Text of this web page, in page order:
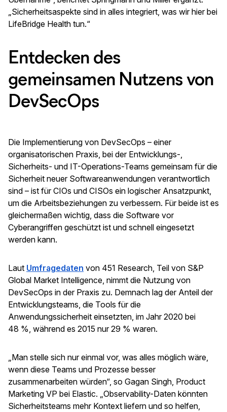
„Sicherheitsaspekte sind in alles integriert, was wir hier bei
LifeBridge Health tun.“
Entdecken des
gemeinsamen Nutzens von
DevSecOps
Die Implementierung von DevSecOps – einer
organisatorischen Praxis, bei der Entwicklungs-,
Sicherheits- und IT-Operations-Teams gemeinsam für die
Sicherheit neuer Softwareanwendungen verantwortlich
sind – ist für CIOs und CISOs ein logischer Ansatzpunkt,
um die Arbeitsbeziehungen zu verbessern. Für beide ist es
gleichermaßen wichtig, dass die Software vor
Cyberangriffen geschützt ist und schnell eingesetzt
werden kann.
Laut Umfragedaten von 451 Research, Teil von S&P
Global Market Intelligence, nimmt die Nutzung von
DevSecOps in der Praxis zu. Demnach lag der Anteil der
Entwicklungsteams, die Tools für die
Anwendungssicherheit einsetzten, im Jahr 2020 bei
48 %, während es 2015 nur 29 % waren.
„Man stelle sich nur einmal vor, was alles möglich wäre,
wenn diese Teams und Prozesse besser
zusammenarbeiten würden“, so Gagan Singh, Product
Marketing VP bei Elastic. „Observability-Daten könnten
Sicherheitsteams mehr Kontext liefern und so helfen,